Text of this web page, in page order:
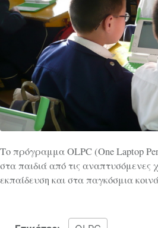
Το πρόγραμμα OLPC (One Laptop
στα παιδιά από τις αναπτυσόμενες
εκπαίδευση και στα παγκόσμια